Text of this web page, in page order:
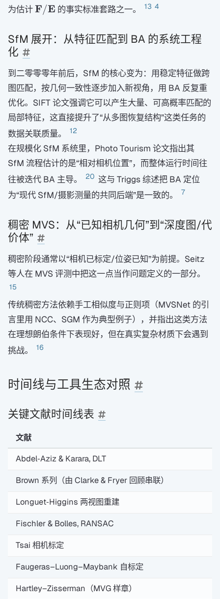
为估计\mathbf
F/\mathbf
E
F/E 的事实标准套路之一。 13 4
SfM 展开：从特征匹配到 BA 的系统工程
化
到二零零零年前后，SfM 的核心变为：用稳定特征做跨
图匹配，按几何一致性逐步加入新视角，用 BA 反复重
优化。SIFT 论文强调它可以产生大量、可高概率匹配的
局部特征，这直接提升了“从多图恢复结构”这类任务的
数据关联质量。
12
在规模化 SfM 系统里，Photo Tourism 论文指出其
SfM 流程估计的是“相对相机位置”，而整体运行时间往
往被迭代 BA 主导。
20 这与 Triggs 综述把 BA 定位
为“现代 SfM/摄影测量的共同后端”是一致的。
7
稠密 MVS：从“已知相机几何”到“深度图/代
价体”
稠密阶段通常以“相机已标定/位姿已知”为前提。Seitz
等人在 MVS 评测中把这一点当作问题定义的一部分。
15
传统稠密方法依赖手工相似度与正则项（MVSNet 的引
言里用 NCC、SGM 作为典型例子），并指出这类方法
在理想朗伯条件下表现好，但在真实复杂材质下会遇到
挑战。
16
时间线与工具生态对照
关键文献时间线表
文献
Abdel‑Aziz & Karara, DLT
Brown 系列（由 Clarke & Fryer 回顾串联）
Longuet‑Higgins 两视图重建
Fischler & Bolles, RANSAC
Tsai 相机标定
Faugeras–Luong–Maybank 自标定
Hartley–Zisserman（MVG 样章）